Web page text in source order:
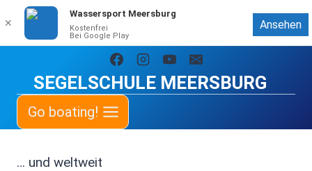
springen
SEGELSCHULE MEERSBURG
Go boating!
… und weltweit
✕
Wassersport Meersburg
Kostenfrei
Bei Google Play
Ansehen